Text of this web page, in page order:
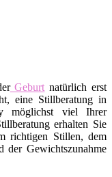
Geburt natürlich erst
eine Stillberatung in
möglichst viel Ihrer
erhalten Sie
richtigen Stillen, dem
der Gewichtszunahme